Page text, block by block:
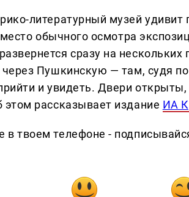
литературный музей удивит
обычного осмотра
сразу на
Пушкинскую — там, судя
и увидеть. Двери
этом рассказывает издание ИА
в твоем телефоне -